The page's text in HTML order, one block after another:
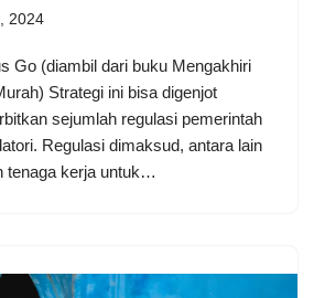
2024
Go (diambil dari buku Mengakhiri
Strategi ini bisa digenjot
sejumlah regulasi pemerintah
Regulasi dimaksud, antara lain
tenaga kerja untuk…